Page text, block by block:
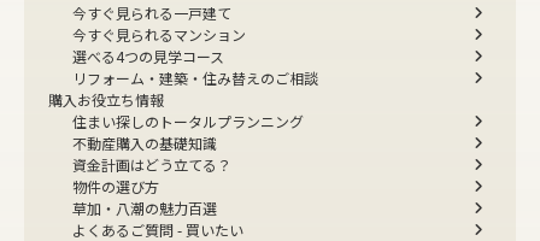
今すぐ見られる一戸建て
今すぐ見られるマンション
選べる4つの見学コース
リフォーム・建築・住み替えのご相談
購入お役立ち情報
住まい探しのトータルプランニング
不動産購入の基礎知識
資金計画はどう立てる？
物件の選び方
草加・八潮の魅力百選
よくあるご質問 - 買いたい